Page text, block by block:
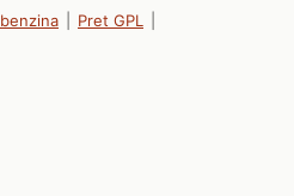
Pret GPL